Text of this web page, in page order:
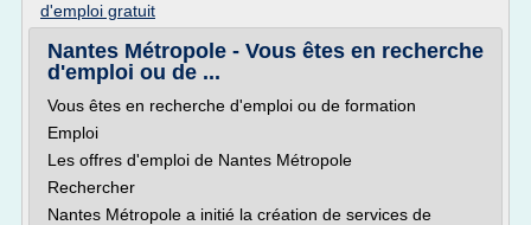
d'emploi gratuit
Nantes Métropole - Vous êtes en recherche
d'emploi ou de ...
Vous êtes en recherche d'emploi ou de formation
Emploi
Les offres d'emploi de Nantes Métropole
Rechercher
Nantes Métropole a initié la création de services de